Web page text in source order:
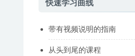
快速学习曲线
带有视频说明的指南
从头到尾的课程